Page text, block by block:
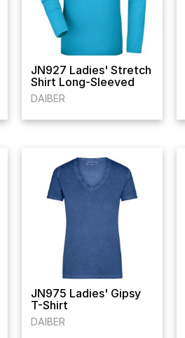
JN927 Ladies' Stretch
Shirt Long-Sleeved
DAIBER
JN975 Ladies' Gipsy
T-Shirt
DAIBER